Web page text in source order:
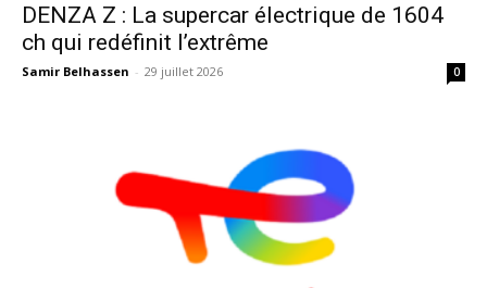
DENZA Z : La supercar électrique de 1604
ch qui redéfinit l’extrême
Samir Belhassen - 29 juillet 2026 0